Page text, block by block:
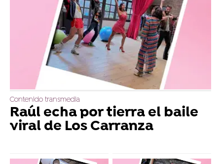
Contenido transmedia
Raúl echa por tierra el baile
viral de Los Carranza